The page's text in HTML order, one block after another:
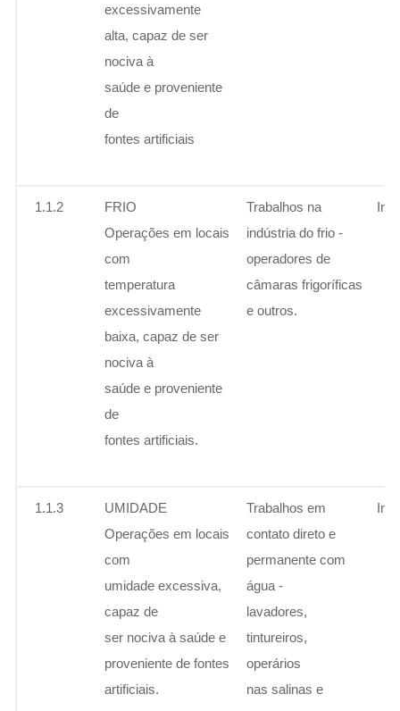
excessivamente
alta, capaz de ser
nociva à
saúde e proveniente
de
fontes artificiais
1.1.2
FRIO
Operações em locais
com
temperatura
excessivamente
baixa, capaz de ser
nociva à
saúde e proveniente
de
fontes artificiais.
Trabalhos na
indústria do frio -
operadores de
câmaras frigoríficas
e outros.
1.1.3
UMIDADE
Operações em locais
com
umidade excessiva,
capaz de
ser nociva à saúde e
proveniente de fontes
artificiais.
Trabalhos em
contato direto e
permanente com
água -
lavadores,
tintureiros,
operários
nas salinas e